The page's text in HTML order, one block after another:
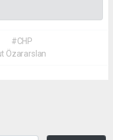
#CHP
Özararslan